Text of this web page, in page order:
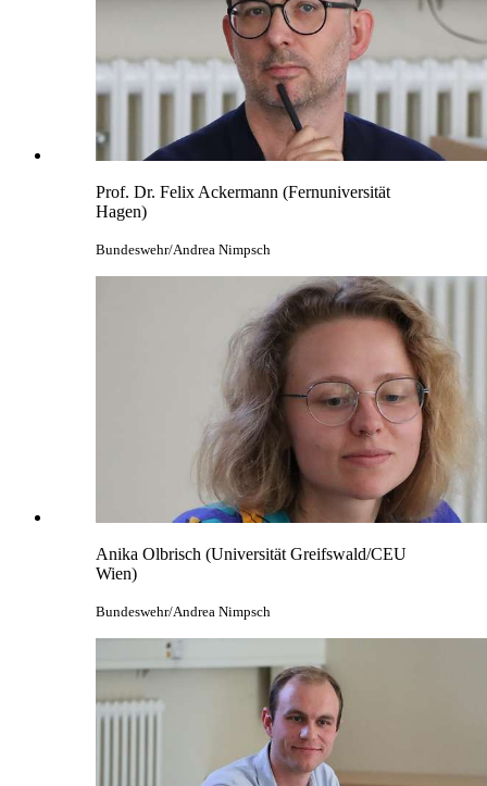
Prof. Dr. Felix Ackermann (Fernuniversität
Hagen)
Bundeswehr/Andrea Nimpsch
Anika Olbrisch (Universität Greifswald/CEU
Wien)
Bundeswehr/Andrea Nimpsch